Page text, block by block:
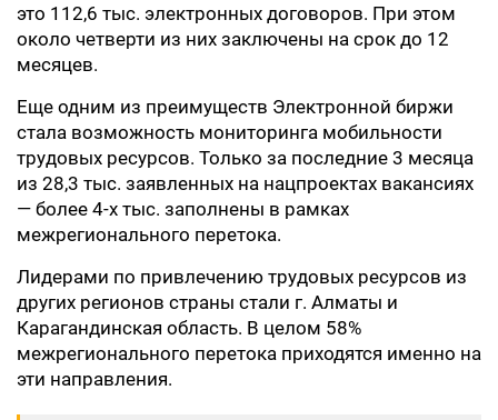
это 112,6 тыс. электронных договоров. При этом
около четверти из них заключены на срок до 12
месяцев.
Еще одним из преимуществ Электронной биржи
стала возможность мониторинга мобильности
трудовых ресурсов. Только за последние 3 месяца
из 28,3 тыс. заявленных на нацпроектах вакансиях
— более 4-х тыс. заполнены в рамках
межрегионального перетока.
Лидерами по привлечению трудовых ресурсов из
других регионов страны стали г. Алматы и
Карагандинская область. В целом 58%
межрегионального перетока приходятся именно на
эти направления.